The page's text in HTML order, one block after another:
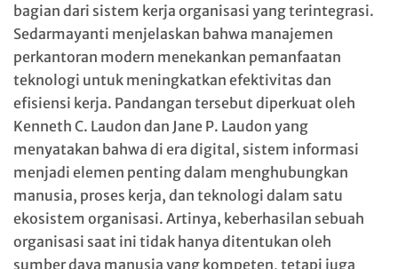
bagian dari sistem kerja organisasi yang terintegrasi.
Sedarmayanti menjelaskan bahwa manajemen
perkantoran modern menekankan pemanfaatan
teknologi untuk meningkatkan efektivitas dan
efisiensi kerja. Pandangan tersebut diperkuat oleh
Kenneth C. Laudon dan Jane P. Laudon yang
menyatakan bahwa di era digital, sistem informasi
menjadi elemen penting dalam menghubungkan
manusia, proses kerja, dan teknologi dalam satu
ekosistem organisasi. Artinya, keberhasilan sebuah
organisasi saat ini tidak hanya ditentukan oleh
sumber daya manusia yang kompeten, tetapi juga